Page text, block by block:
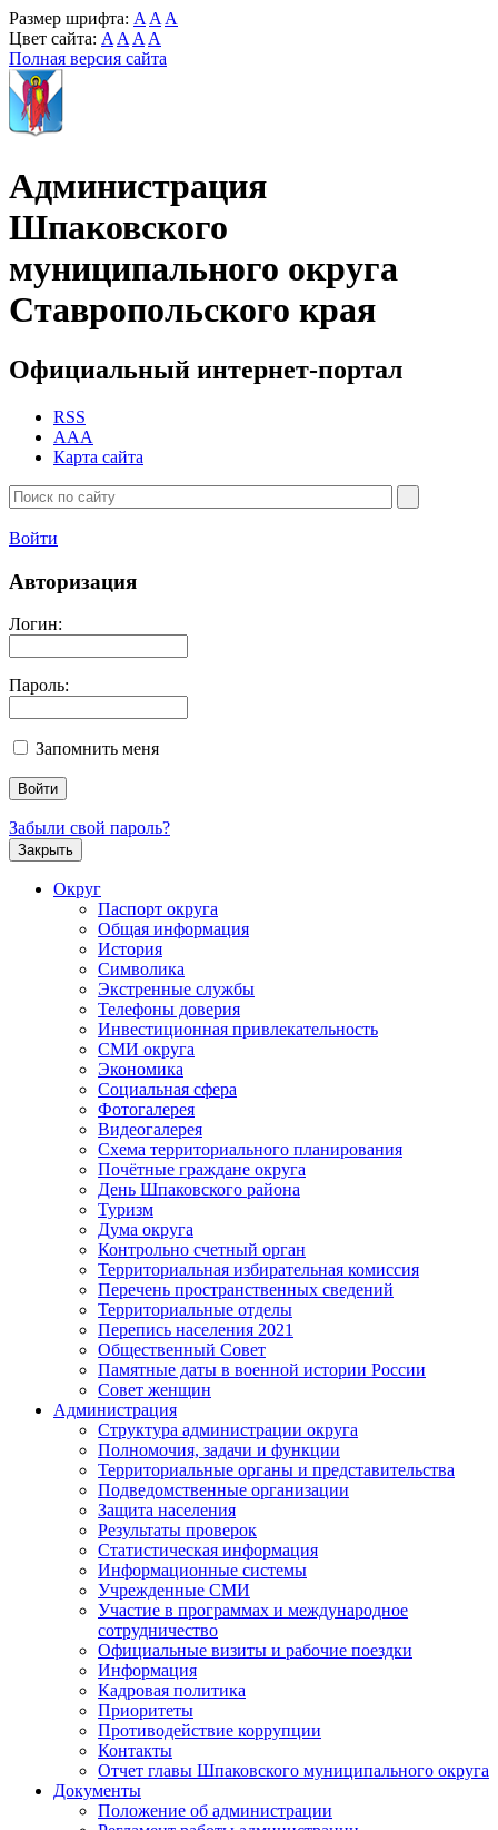
Размер шрифта: A A A
Цвет сайта: A A A A
Полная версия сайта
Администрация
Шпаковского
муниципального округа
Ставропольского края
Официальный интернет-портал
RSS
AAA
Карта сайта
Войти
Авторизация
Логин:
Пароль:
Запомнить меня
Забыли свой пароль?
Закрыть
Округ
Паспорт округа
Общая информация
История
Символика
Экстренные службы
Телефоны доверия
Инвестиционная привлекательность
СМИ округа
Экономика
Социальная сфера
Фотогалерея
Видеогалерея
Схема территориального планирования
Почётные граждане округа
День Шпаковского района
Туризм
Дума округа
Контрольно счетный орган
Территориальная избирательная комиссия
Перечень пространственных сведений
Территориальные отделы
Перепись населения 2021
Общественный Совет
Памятные даты в военной истории России
Совет женщин
Администрация
Структура администрации округа
Полномочия, задачи и функции
Территориальные органы и представительства
Подведомственные организации
Защита населения
Результаты проверок
Статистическая информация
Информационные системы
Учрежденные СМИ
Участие в программах и международное
сотрудничество
Официальные визиты и рабочие поездки
Информация
Кадровая политика
Приоритеты
Противодействие коррупции
Контакты
Отчет главы Шпаковского муниципального округа
Документы
Положение об администрации